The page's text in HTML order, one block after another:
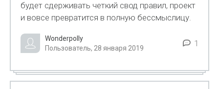
будет сдерживать четкий свод правил, проект
и вовсе превратится в полную бессмыслицу.
Wonderpolly
Пользователь, 28 января 2019
1